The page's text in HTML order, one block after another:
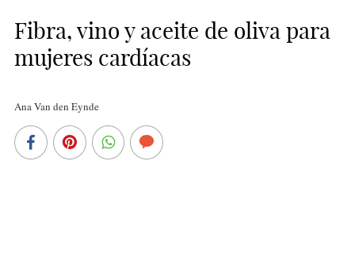
Fibra, vino y aceite de oliva para
mujeres cardíacas
Ana Van den Eynde